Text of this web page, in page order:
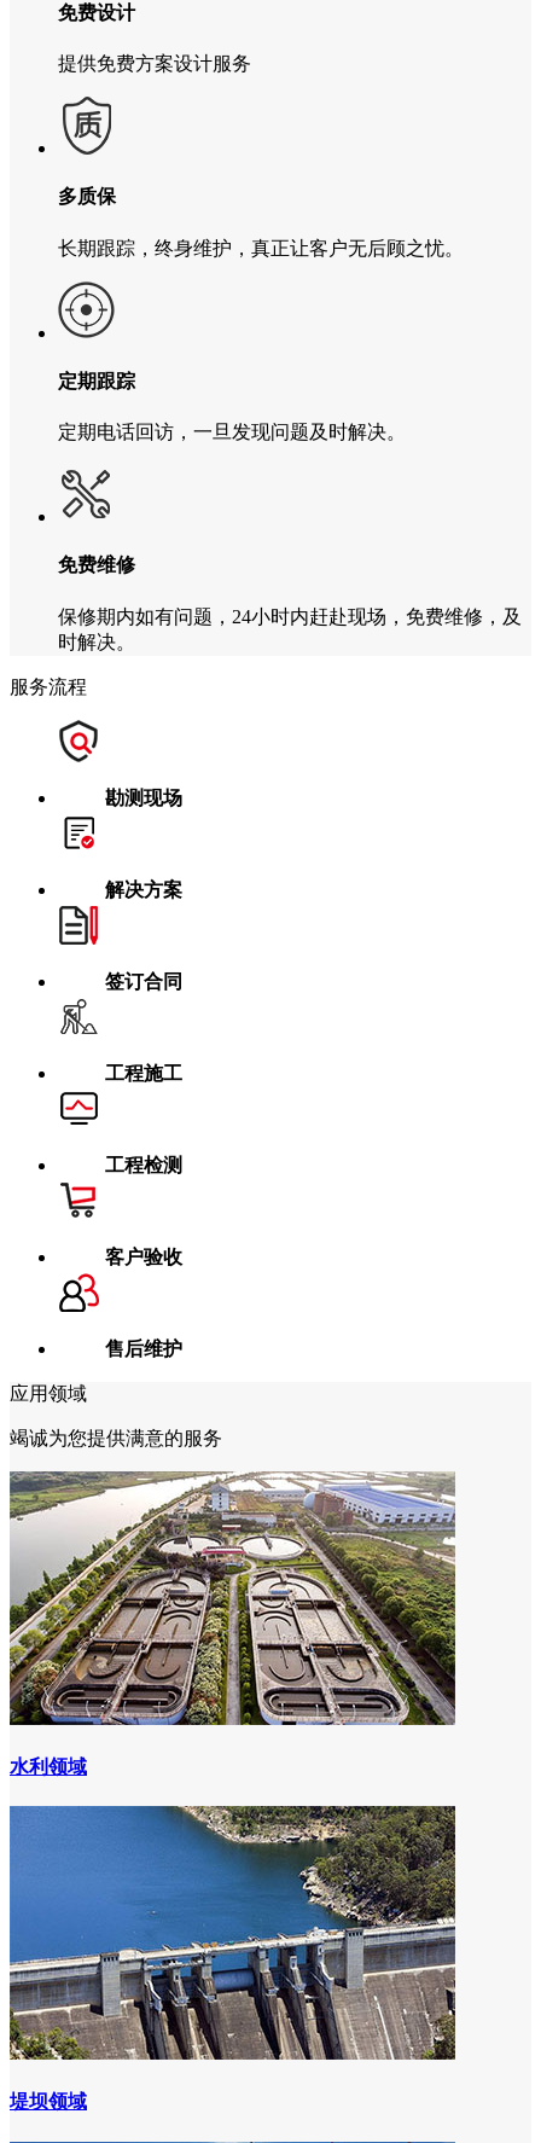
免费设计
提供免费方案设计服务
多质保
长期跟踪，终身维护，真正让客户无后顾之忧。
定期跟踪
定期电话回访，一旦发现问题及时解决。
免费维修
保修期内如有问题，24小时内赶赴现场，免费维修，及
时解决。
服务流程
勘测现场
解决方案
签订合同
工程施工
工程检测
客户验收
售后维护
应用领域
竭诚为您提供满意的服务
水利领域
堤坝领域